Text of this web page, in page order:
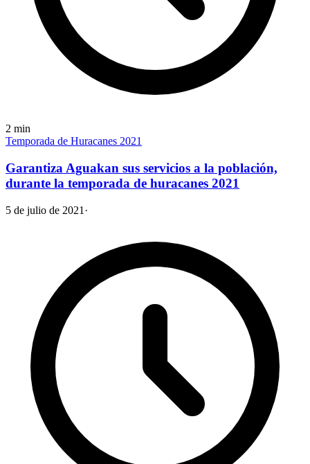
2 min
Temporada de Huracanes 2021
Garantiza Aguakan sus servicios a la población,
durante la temporada de huracanes 2021
5 de julio de 2021 ·